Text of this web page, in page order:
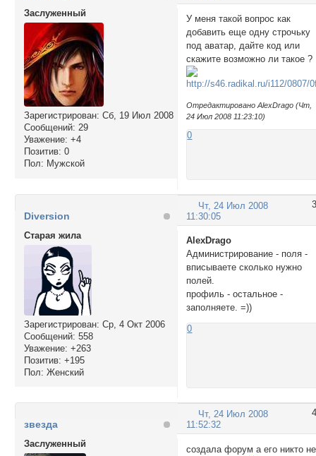
Заслуженный
Зарегистрирован: Сб, 19 Июл 2008
Сообщений: 29
Уважение: +4
Позитив: 0
Пол: Мужской
У меня такой вопрос как
добавить еще одну строчьку
под аватар, дайте код или
скажите возможно ли такое ?
Отредактировано AlexDrago (Чт,
24 Июл 2008 11:23:10)
0
3
Чт, 24 Июл 2008
11:30:05
Diversion
Старая жила
Зарегистрирован: Ср, 4 Окт 2006
Сообщений: 558
Уважение: +263
Позитив: +195
Пол: Женский
AlexDrago
Администрирование - поля -
вписываете сколько нужно
полей.
профиль - остальное -
заполняете. =))
0
4
Чт, 24 Июл 2008
11:52:32
звезда
Заслуженный
создала форум а его никто не